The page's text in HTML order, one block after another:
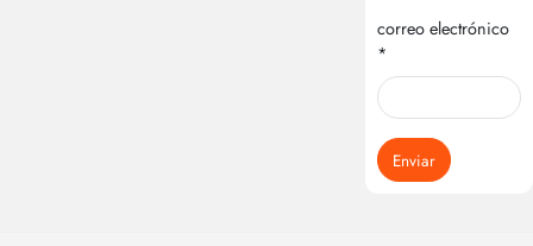
correo electrónico
*
Enviar